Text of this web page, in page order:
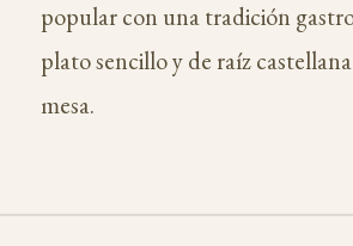
popular con una tradición
plato sencillo y de raíz
mesa.